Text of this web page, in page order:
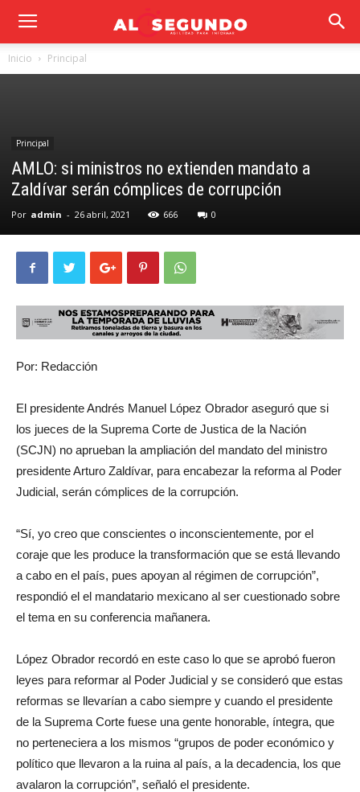
Inicio Principal
Principal
AMLO: si ministros no extienden mandato a
Zaldívar serán cómplices de corrupción
Por admin - 26 abril, 2021 666 0
Por: Redacción
El presidente Andrés Manuel López Obrador aseguró que si
los jueces de la Suprema Corte de Justica de la Nación
(SCJN) no aprueban la ampliación del mandato del ministro
presidente Arturo Zaldívar, para encabezar la reforma al Poder
Judicial, serán cómplices de la corrupción.
“Sí, yo creo que conscientes o inconscientemente, por el
coraje que les produce la transformación que se está llevando
a cabo en el país, pues apoyan al régimen de corrupción”,
respondió el el mandatario mexicano al ser cuestionado sobre
el tema en su conferencia mañanera.
López Obrador recordó en este caso lo que se aprobó fueron
leyes para reformar al Poder Judicial y se consideró que estas
reformas se llevarían a cabo siempre y cuando el presidente
de la Suprema Corte fuese una gente honorable, íntegra, que
no perteneciera a los mismos “grupos de poder económico y
político que llevaron a la ruina al país, a la decadencia, los que
avalaron la corrupción”, señaló el presidente.